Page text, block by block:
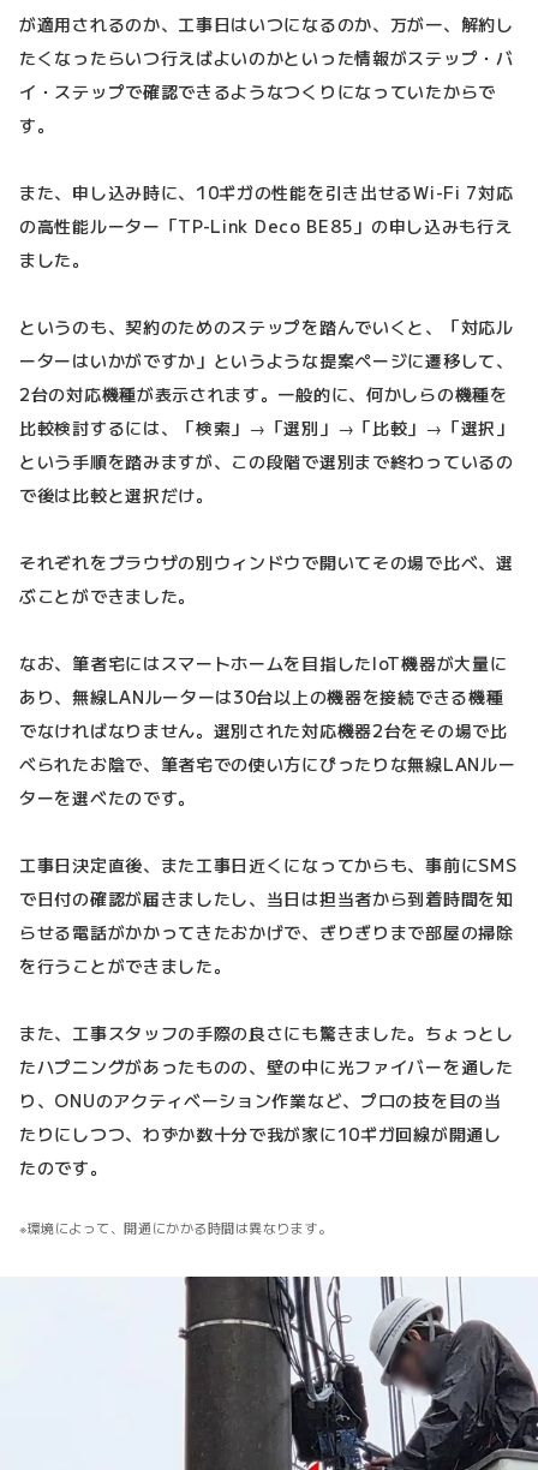
が適用されるのか、工事日はいつになるのか、万が一、解約し
たくなったらいつ行えばよいのかといった情報がステップ・バ
イ・ステップで確認できるようなつくりになっていたからで
す。
また、申し込み時に、10ギガの性能を引き出せるWi-Fi 7対応
の高性能ルーター「TP-Link Deco BE85」の申し込みも行え
ました。
というのも、契約のためのステップを踏んでいくと、「対応ル
ーターはいかがですか」というような提案ページに遷移して、
2台の対応機種が表示されます。一般的に、何かしらの機種を
比較検討するには、「検索」→「選別」→「比較」→「選択」
という手順を踏みますが、この段階で選別まで終わっているの
で後は比較と選択だけ。
それぞれをブラウザの別ウィンドウで開いてその場で比べ、選
ぶことができました。
なお、筆者宅にはスマートホームを目指したIoT機器が大量に
あり、無線LANルーターは30台以上の機器を接続できる機種
でなければなりません。選別された対応機器2台をその場で比
べられたお陰で、筆者宅での使い方にぴったりな無線LANルー
ターを選べたのです。
工事日決定直後、また工事日近くになってからも、事前にSMS
で日付の確認が届きましたし、当日は担当者から到着時間を知
らせる電話がかかってきたおかげで、ぎりぎりまで部屋の掃除
を行うことができました。
また、工事スタッフの手際の良さにも驚きました。ちょっとし
たハプニングがあったものの、壁の中に光ファイバーを通した
り、ONUのアクティベーション作業など、プロの技を目の当
たりにしつつ、わずか数十分で我が家に10ギガ回線が開通し
たのです。
環境によって、開通にかかる時間は異なります。